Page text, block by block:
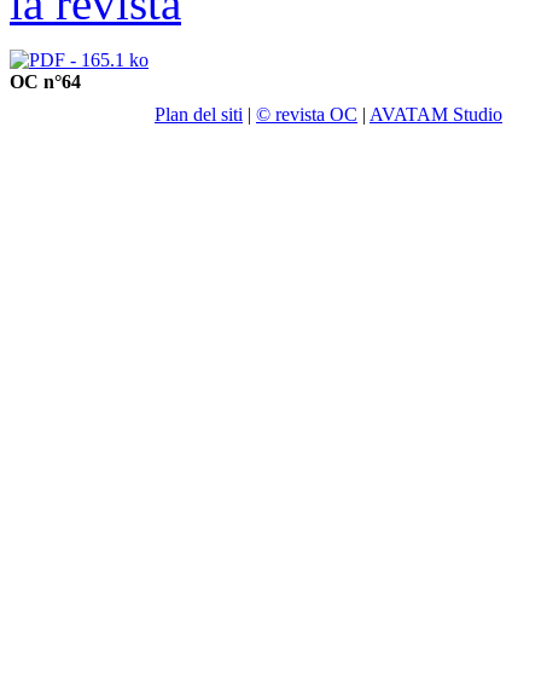
OC n°64
Plan del siti | © revista OC | AVATAM Studio